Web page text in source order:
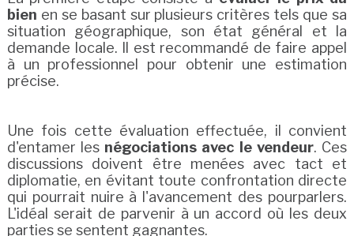
bien en se basant sur plusieurs critères tels que sa
situation géographique, son état général et la
demande locale. Il est recommandé de faire appel
à un professionnel pour obtenir une estimation
précise.
Une fois cette évaluation effectuée, il convient
d'entamer les négociations avec le vendeur. Ces
discussions doivent être menées avec tact et
diplomatie, en évitant toute confrontation directe
qui pourrait nuire à l'avancement des pourparlers.
L'idéal serait de parvenir à un accord où les deux
parties se sentent gagnantes.